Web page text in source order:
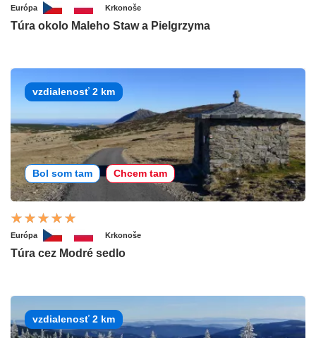
Európa Krkonoše
Túra okolo Maleho Staw a Pielgrzyma
vzdialenosť 2 km
Bol som tam Chcem tam
Európa Krkonoše
Túra cez Modré sedlo
vzdialenosť 2 km